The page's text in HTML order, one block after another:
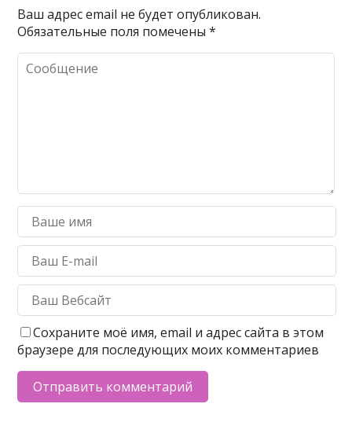
Ваш адрес email не будет опубликован.
Обязательные поля помечены*
Сохраните моё имя, email и адрес сайта в этом
браузере для последующих моих комментариев